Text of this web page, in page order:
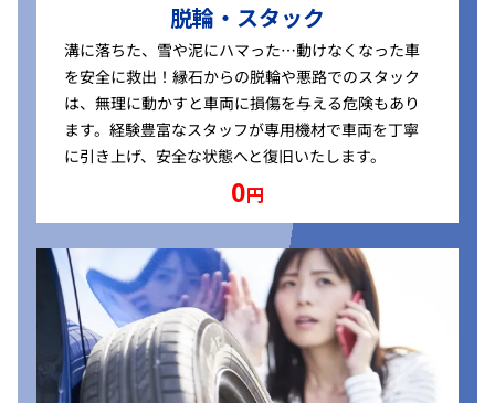
脱輪・スタック
溝に落ちた、雪や泥にハマった…動けなくなった車
を安全に救出！縁石からの脱輪や悪路でのスタック
は、無理に動かすと車両に損傷を与える危険もあり
ます。経験豊富なスタッフが専用機材で車両を丁寧
に引き上げ、安全な状態へと復旧いたします。
0円